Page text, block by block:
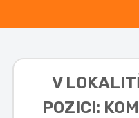
V
POZICI: